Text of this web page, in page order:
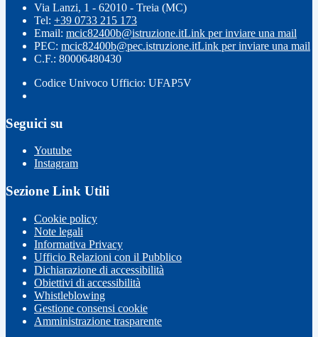
Via Lanzi, 1 - 62010 - Treia (MC)
Tel: +39 0733 215 173
Email: mcic82400b@istruzione.itLink per inviare una mail
PEC: mcic82400b@pec.istruzione.itLink per inviare una mail
C.F.: 80006480430
Codice Univoco Ufficio: UFAP5V
Seguici su
Youtube
Instagram
Sezione Link Utili
Cookie policy
Note legali
Informativa Privacy
Ufficio Relazioni con il Pubblico
Dichiarazione di accessibilità
Obiettivi di accessibilità
Whistleblowing
Gestione consensi cookie
Amministrazione trasparente